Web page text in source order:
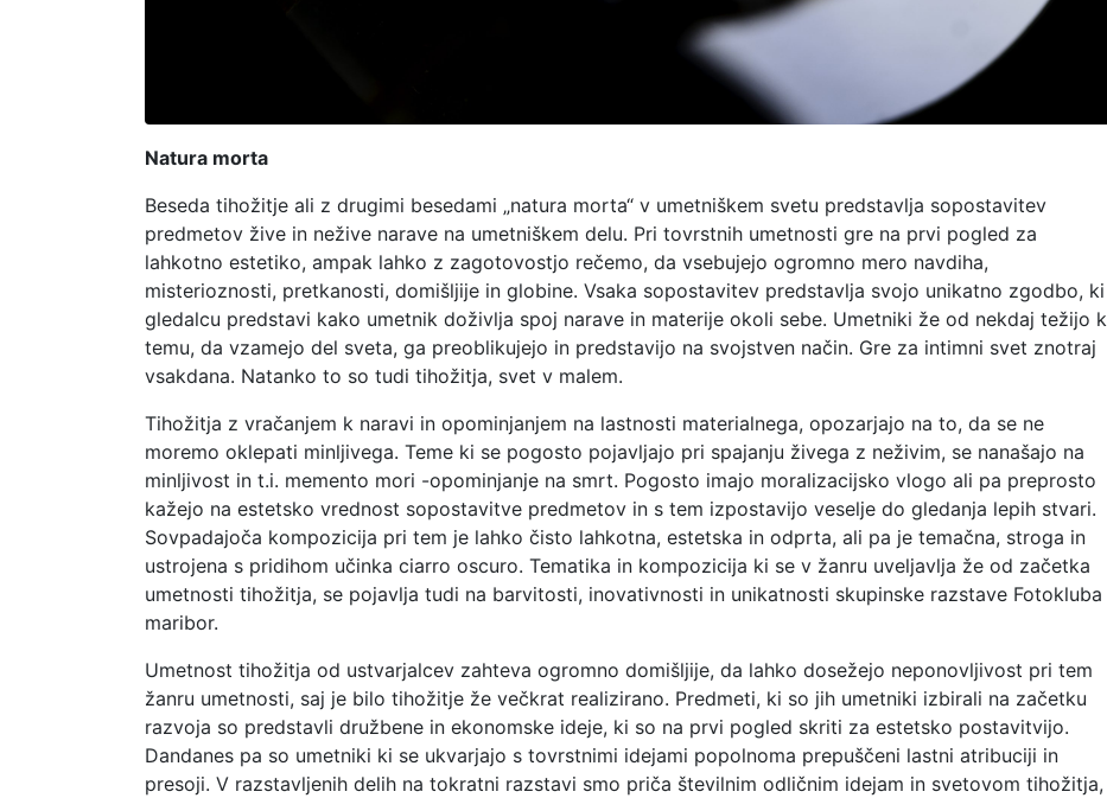
Natura morta
Beseda tihožitje ali z drugimi besedami „natura morta“ v umetniškem svetu predstavlja sopostavitev
predmetov žive in nežive narave na umetniškem delu. Pri tovrstnih umetnosti gre na prvi pogled za
lahkotno estetiko, ampak lahko z zagotovostjo rečemo, da vsebujejo ogromno mero navdiha,
misterioznosti, pretkanosti, domišljije in globine. Vsaka sopostavitev predstavlja svojo unikatno zgodbo, ki
gledalcu predstavi kako umetnik doživlja spoj narave in materije okoli sebe. Umetniki že od nekdaj težijo k
temu, da vzamejo del sveta, ga preoblikujejo in predstavijo na svojstven način. Gre za intimni svet znotraj
vsakdana. Natanko to so tudi tihožitja, svet v malem.
Tihožitja z vračanjem k naravi in opominjanjem na lastnosti materialnega, opozarjajo na to, da se ne
moremo oklepati minljivega. Teme ki se pogosto pojavljajo pri spajanju živega z neživim, se nanašajo na
minljivost in t.i. memento mori -opominjanje na smrt. Pogosto imajo moralizacijsko vlogo ali pa preprosto
kažejo na estetsko vrednost sopostavitve predmetov in s tem izpostavijo veselje do gledanja lepih stvari.
Sovpadajoča kompozicija pri tem je lahko čisto lahkotna, estetska in odprta, ali pa je temačna, stroga in
ustrojena s pridihom učinka ciarro oscuro. Tematika in kompozicija ki se v žanru uveljavlja že od začetka
umetnosti tihožitja, se pojavlja tudi na barvitosti, inovativnosti in unikatnosti skupinske razstave Fotokluba
maribor.
Umetnost tihožitja od ustvarjalcev zahteva ogromno domišljije, da lahko dosežejo neponovljivost pri tem
žanru umetnosti, saj je bilo tihožitje že večkrat realizirano. Predmeti, ki so jih umetniki izbirali na začetku
razvoja so predstavli družbene in ekonomske ideje, ki so na prvi pogled skriti za estetsko postavitvijo.
Dandanes pa so umetniki ki se ukvarjajo s tovrstnimi idejami popolnoma prepuščeni lastni atribuciji in
presoji. V razstavljenih delih na tokratni razstavi smo priča številnim odličnim idejam in svetovom tihožitja,